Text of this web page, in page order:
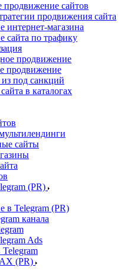
продвижение сайтов
продвижения сайта
интернет-магазина
сайта по трафику
продвижение
продвижение
под санкций
в каталогах
сайты
(PR)
в Telegram (PR)
канала
Ads
(PR)